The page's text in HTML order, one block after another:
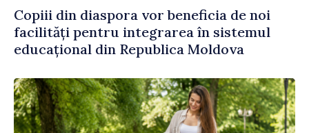
Copiii din diaspora vor beneficia de noi
facilități pentru integrarea în sistemul
educațional din Republica Moldova